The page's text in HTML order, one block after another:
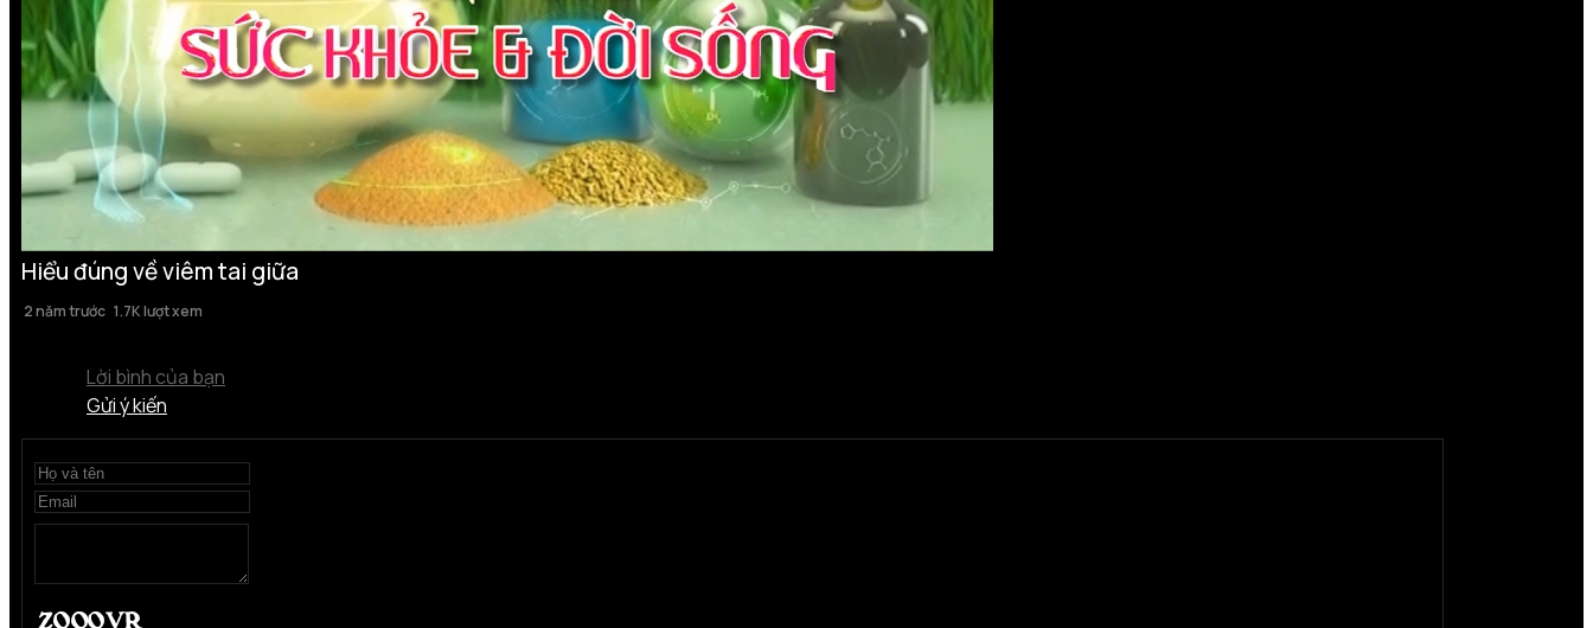
Hiểu đúng về viêm tai giữa
2 năm trước 1.7K lượt xem
Lời bình của bạn
Gửi ý kiến